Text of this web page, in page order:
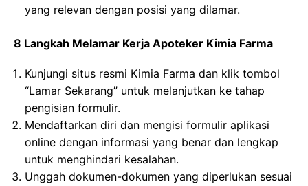
yang relevan dengan posisi yang dilamar.
8 Langkah Melamar Kerja Apoteker Kimia Farma
Kunjungi situs resmi Kimia Farma dan klik tombol
“Lamar Sekarang” untuk melanjutkan ke tahap
pengisian formulir.
Mendaftarkan diri dan mengisi formulir aplikasi
online dengan informasi yang benar dan lengkap
untuk menghindari kesalahan.
Unggah dokumen-dokumen yang diperlukan sesuai